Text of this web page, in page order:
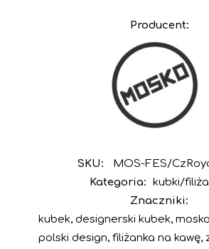
Producent:
SKU:
MOS-FES/
Kategoria:
kubki/
Znaczniki:
kubek, designerski kubek, mosko
polski design, filiżanka na kawę,